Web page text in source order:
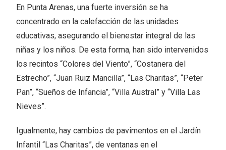
En Punta Arenas, una fuerte inversión se ha
concentrado en la calefacción de las unidades
educativas, asegurando el bienestar integral de las
niñas y los niños. De esta forma, han sido intervenidos
los recintos “Colores del Viento”, “Costanera del
Estrecho”, “Juan Ruiz Mancilla”, “Las Charitas”, “Peter
Pan”, “Sueños de Infancia”, “Villa Austral” y “Villa Las
Nieves”.
Igualmente, hay cambios de pavimentos en el Jardín
Infantil “Las Charitas”, de ventanas en el